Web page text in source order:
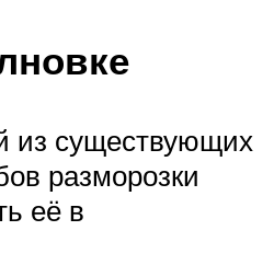
существующих
разморозки
её в